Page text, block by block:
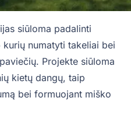
siūloma padalinti
numatyti takeliai bei
Projekte siūloma
kietų dangų, taip
bei formuojant miško